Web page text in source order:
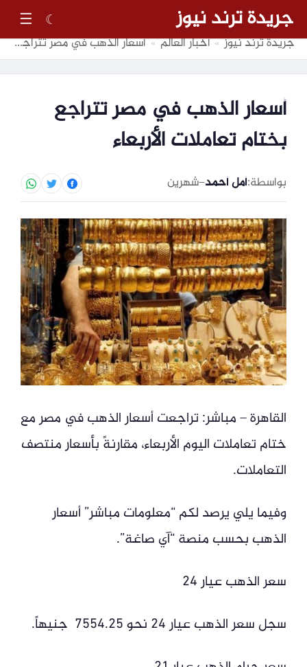
جريدة ترند نيوز ☾
☰
جريدة ترند نيوز » أخبار العالم » أسعار الذهب في مصر تتراجع بختام تعاملات الأربعاء
أسعار الذهب في مصر تتراجع
بختام تعاملات الأربعاء
بواسطة:أمل أحمد–شهرين
القاهرة – مباشر: تراجعت أسعار الذهب في مصر مع
ختام تعاملات اليوم الأربعاء، مقارنةً بأسعار منتصف
التعاملات.
وفيما يلي يرصد لكم “معلومات مباشر” أسعار
الذهب بحسب منصة “آي صاغة”.
سعر الذهب عيار 24
سجل سعر الذهب عيار 24 نحو 7554.25 جنيهاً.